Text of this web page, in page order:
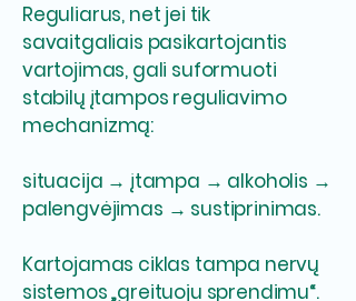
Reguliarus, net jei tik
savaitgaliais pasikartojantis
vartojimas, gali suformuoti
stabilų įtampos reguliavimo
mechanizmą:
situacija → įtampa → alkoholis →
palengvėjimas → sustiprinimas.
Kartojamas ciklas tampa nervų
sistemos „greituoju sprendimu“.